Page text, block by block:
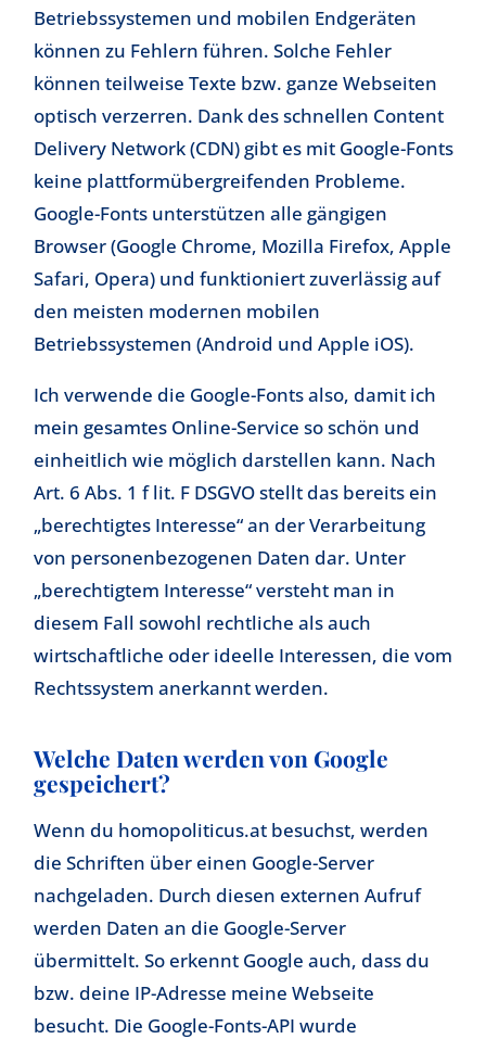
Betriebssystemen und mobilen Endgeräten
können zu Fehlern führen. Solche Fehler
können teilweise Texte bzw. ganze Webseiten
optisch verzerren. Dank des schnellen Content
Delivery Network (CDN) gibt es mit Google-Fonts
keine plattformübergreifenden Probleme.
Google-Fonts unterstützen alle gängigen
Browser (Google Chrome, Mozilla Firefox, Apple
Safari, Opera) und funktioniert zuverlässig auf
den meisten modernen mobilen
Betriebssystemen (Android und Apple iOS).
Ich verwende die Google-Fonts also, damit ich
mein gesamtes Online-Service so schön und
einheitlich wie möglich darstellen kann. Nach
Art. 6 Abs. 1 f lit. F DSGVO stellt das bereits ein
„berechtigtes Interesse“ an der Verarbeitung
von personenbezogenen Daten dar. Unter
„berechtigtem Interesse“ versteht man in
diesem Fall sowohl rechtliche als auch
wirtschaftliche oder ideelle Interessen, die vom
Rechtssystem anerkannt werden.
Welche Daten werden von Google
gespeichert?
Wenn du homopoliticus.at besuchst, werden
die Schriften über einen Google-Server
nachgeladen. Durch diesen externen Aufruf
werden Daten an die Google-Server
übermittelt. So erkennt Google auch, dass du
bzw. deine IP-Adresse meine Webseite
besucht. Die Google-Fonts-API wurde